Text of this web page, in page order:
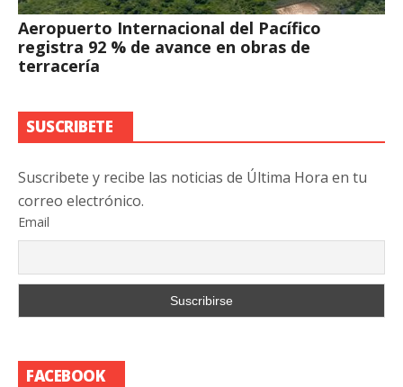
Aeropuerto Internacional del Pacífico
registra 92 % de avance en obras de
terracería
SUSCRIBETE
Suscribete y recibe las noticias de Última Hora en tu
correo electrónico.
Email
FACEBOOK